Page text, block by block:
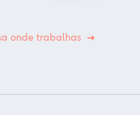
onde trabalhas